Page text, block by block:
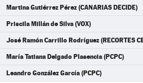
Martina Gutiérrez Pérez (CANARIAS DECIDE)
Priscila Millán de Silva (VOX)
José Ramón Carrillo Rodríguez (RECORTES
María Tatiana Delgado Plasencia (PCPC)
Leandro González García (PCPC)